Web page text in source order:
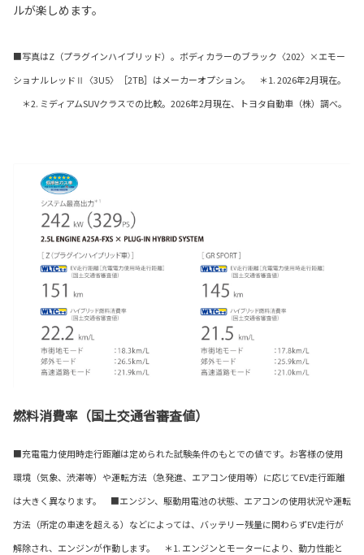
ルが楽しめます。
■写真はZ（プラグインハイブリッド）。ボディカラーのブラック〈202〉×エモー
ショナルレッドⅡ〈3U5〉［2TB］はメーカーオプション。 ＊1. 2026年2月現在。
＊2. ミディアムSUVクラスでの比較。2026年2月現在、トヨタ自動車（株）調べ。
燃料消費率（国土交通省審査値）
■充電電力使用時走行距離は定められた試験条件のもとでの値です。お客様の使用
環境（気象、渋滞等）や運転方法（急発進、エアコン使用等）に応じてEV走行距離
は大きく異なります。 ■エンジン、駆動用電池の状態、エアコンの使用状況や運転
方法（所定の車速を超える）などによっては、バッテリー残量に関わらずEV走行が
解除され、エンジンが作動します。 ＊1. エンジンとモーターにより、動力性能と